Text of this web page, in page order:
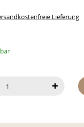
Lieferung